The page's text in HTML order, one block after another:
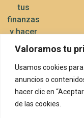
Valoramos tu
Usamos cookies
anuncios o
hacer clic en
de las cookies.
tus
finanzas
y hacer
crecer tu